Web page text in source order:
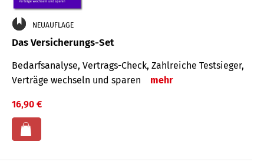
NEUAUFLAGE
Das Versicherungs-Set
Bedarfsanalyse, Vertrags-Check, Zahlreiche Testsieger,
Verträge wechseln und sparen
mehr
16,90 €